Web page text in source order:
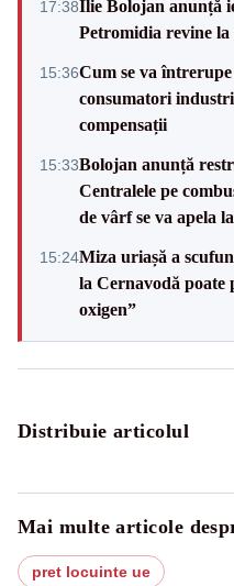
17:38Ilie Bolojan anunță
Petromidia revine la
15:36Cum se va
consumatori
compensații
15:33Bolojan anunță
Centralele pe
de vârf se va apela
15:24Miza uriașă a
la Cernavodă poate
oxigen”
Distribuie articolul
Mai multe articole
pret locuinte ue